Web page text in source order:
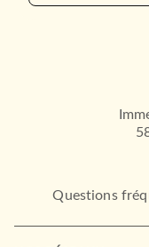
Questions